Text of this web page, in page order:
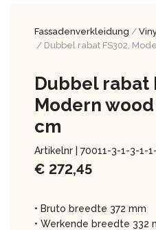
Fassadenverkleidung /
/ Dubbel rabat FS302,
Dubbel rabat
Modern
cm
Artikelnr | 70011-3-1-3-1-
€ 272,45
• Bruto breedte 372 mm
• Werkende breedte 332